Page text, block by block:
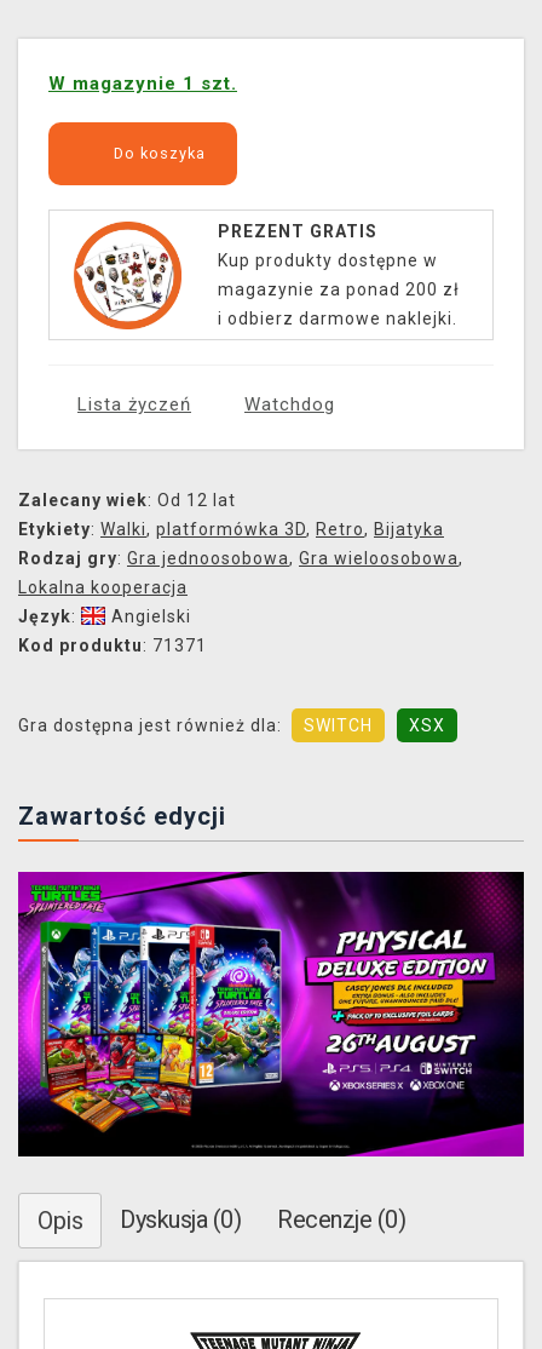
W magazynie 1 szt.
Do koszyka
PREZENT GRATIS
Kup produkty dostępne w
magazynie za ponad 200 zł
i odbierz darmowe naklejki.
Lista życzeń Watchdog
Zalecany wiek: Od 12 lat
Etykiety: Walki, platformówka 3D, Retro, Bijatyka
Rodzaj gry: Gra jednoosobowa, Gra wieloosobowa,
Lokalna kooperacja
Język:
Angielski
Kod produktu: 71371
Gra dostępna jest również dla: SWITCH XSX
Zawartość edycji
Opis Dyskusja (0) Recenzje (0)